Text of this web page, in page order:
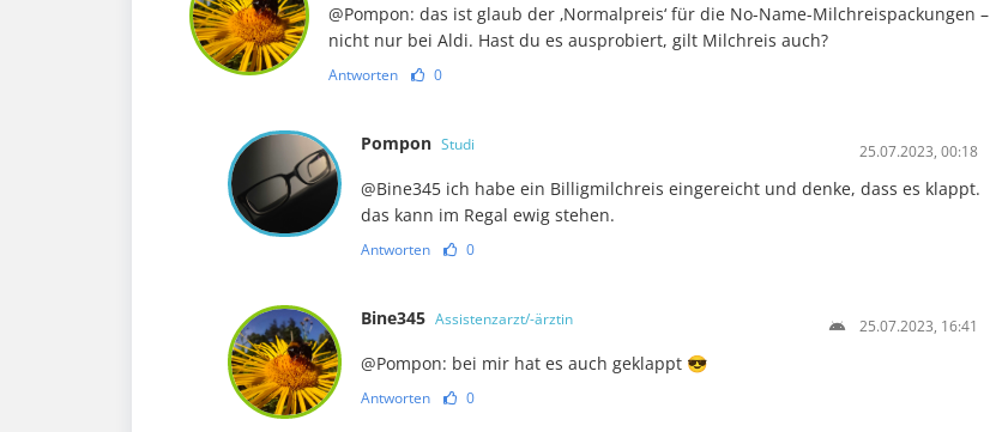
@Pompon: das ist glaub der ‚Normalpreis‘ für die No-Name-Milchreispackungen –
nicht nur bei Aldi. Hast du es ausprobiert, gilt Milchreis auch?
Antworten 0
Pompon Studi 25.07.2023, 00:18
@Bine345 ich habe ein Billigmilchreis eingereicht und denke, dass es klappt.
das kann im Regal ewig stehen.
Antworten 0
Bine345 Assistenzarzt/-ärztin 25.07.2023, 16:41
@Pompon: bei mir hat es auch geklappt 😎
Antworten 0